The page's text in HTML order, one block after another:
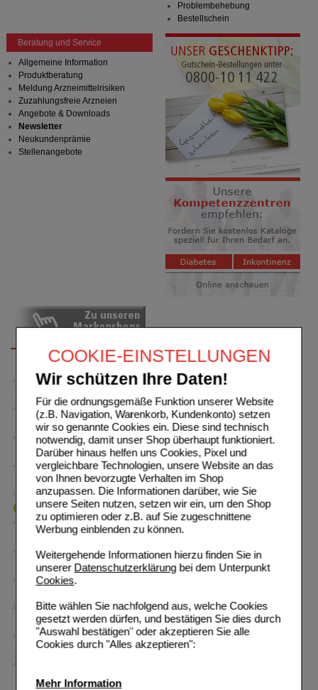
COOKIE-EINSTELLUNGEN
Wir schützen Ihre Daten!
Für die ordnungsgemäße Funktion unserer Website
(z.B. Navigation, Warenkorb, Kundenkonto) setzen
wir so genannte Cookies ein. Diese sind technisch
notwendig, damit unser Shop überhaupt funktioniert.
Darüber hinaus helfen uns Cookies, Pixel und
vergleichbare Technologien, unsere Website an das
von Ihnen bevorzugte Verhalten im Shop
anzupassen. Die Informationen darüber, wie Sie
unsere Seiten nutzen, setzen wir ein, um den Shop
zu optimieren oder z.B. auf Sie zugeschnittene
Werbung einblenden zu können.
Weitergehende Informationen hierzu finden Sie in
unserer Datenschutzerklärungbei dem Unterpunkt
Cookies.
Bitte wählen Sie nachfolgend aus, welche Cookies
gesetzt werden dürfen, und bestätigen Sie dies durch
"Auswahl bestätigen" oder akzeptieren Sie alle
Cookies durch "Alles akzeptieren":
Mehr Information
Problembehebung
Bestellschein
Beratung und Service
Allgemeine Information
Produktberatung
Meldung Arzneimittelrisiken
Zuzahlungsfreie Arzneien
Angebote & Downloads
Newsletter
Neukundenprämie
Stellenangebote